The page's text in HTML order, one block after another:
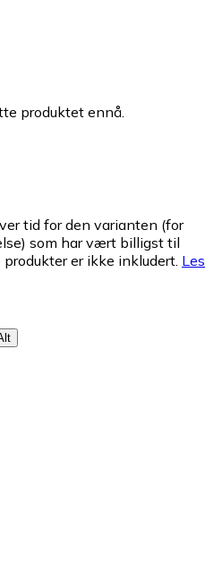
produktet ennå.
tid for den varianten (for
som har vært billigst til
er ikke inkludert. Les